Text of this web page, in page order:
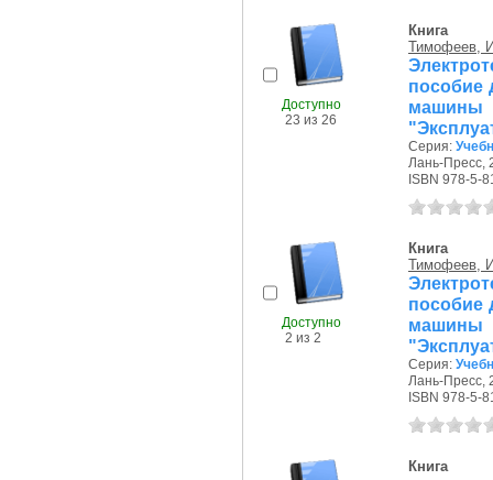
Доступно
23 из 26
Книга
Тимофеев,
пособие
машины
Серия:
Лань-Пресс,
ISBN 978-5-
Доступно
2 из 2
Книга
Тимофеев,
пособие
машины
Серия:
Лань-Пресс,
ISBN 978-5-
Книга